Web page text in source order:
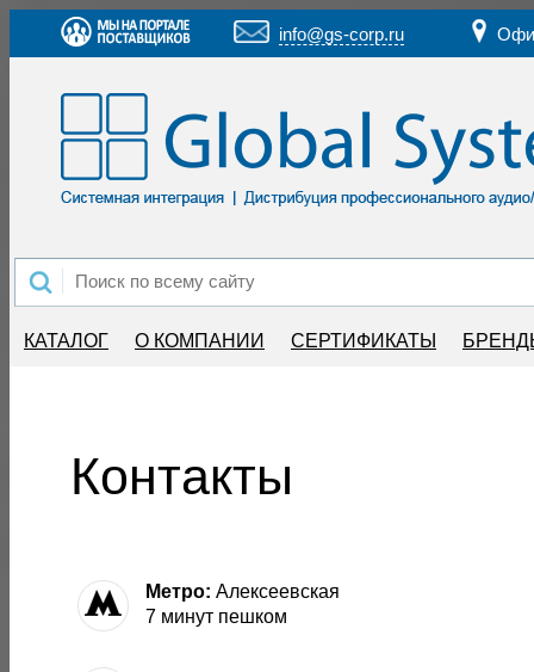
info@gs-corp.ru
КАТАЛОГ О КОМПАНИИ СЕРТИФИКАТЫ
Контакты
Метро: Алексеевская
7 минут пешком